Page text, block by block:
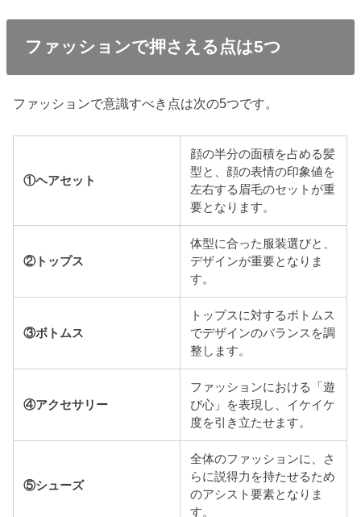
ファッションで押さえる点は5つ
ファッションで意識すべき点は次の5つです。
①ヘアセット
顔の半分の面積を占める髪
型と、顔の表情の印象値を
左右する眉毛のセットが重
要となります。
②トップス
体型に合った服装選びと、
デザインが重要となりま
す。
③ボトムス
トップスに対するボトムス
でデザインのバランスを調
整します。
④アクセサリー
ファッションにおける「遊
び心」を表現し、イケイケ
度を引き立たせます。
⑤シューズ
全体のファッションに、さ
らに説得力を持たせるため
のアシスト要素となりま
す。